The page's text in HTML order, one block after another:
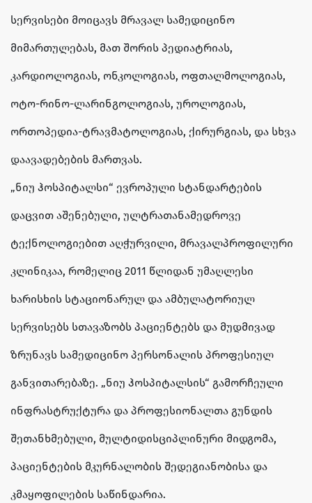
სერვისები მოიცავს მრავალ სამედიცინო
მიმართულებას, მათ შორის პედიატრიას,
კარდიოლოგიას, ონკოლოგიას, ოფთალმოლოგიას,
ოტო-რინო-ლარინგოლოგიას, უროლოგიას,
ორთოპედია-ტრავმატოლოგიას, ქირურგიას, და სხვა
დაავადებების მართვას.
„ნიუ ჰოსპიტალსი“ ევროპული სტანდარტების
დაცვით აშენებული, ულტრათანამედროვე
ტექნოლოგიებით აღჭურვილი, მრავალპროფილური
კლინიკაა, რომელიც 2011 წლიდან უმაღლესი
ხარისხის სტაციონარულ და ამბულატორიულ
სერვისებს სთავაზობს პაციენტებს და მუდმივად
ზრუნავს სამედიცინო პერსონალის პროფესიულ
განვითარებაზე. „ნიუ ჰოსპიტალსის“ გამორჩეული
ინფრასტრუქტურა და პროფესიონალთა გუნდის
შეთანხმებული, მულტიდისციპლინური მიდგომა,
პაციენტების მკურნალობის შედეგიანობისა და
კმაყოფილების საწინდარია.